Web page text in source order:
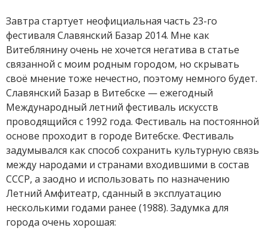
Завтра стартует неофициальная часть 23-го
фестиваля Славянский Базар 2014. Мне как
Витеблянину очень не хочется негатива в статье
связанной с моим родным городом, но скрывать
своё мнение тоже нечестно, поэтому немного будет.
Славянский Базар в Витебске — ежегодный
Международный летний фестиваль искусств
проводящийся с 1992 года. Фестиваль на постоянной
основе проходит в городе Витебске. Фестиваль
задумывался как способ сохранить культурную связь
между народами и странами входившими в состав
СССР, а заодно и использовать по назначению
Летний Амфитеатр, сданный в эксплуатацию
несколькими годами ранее (1988). Задумка для
города очень хорошая: